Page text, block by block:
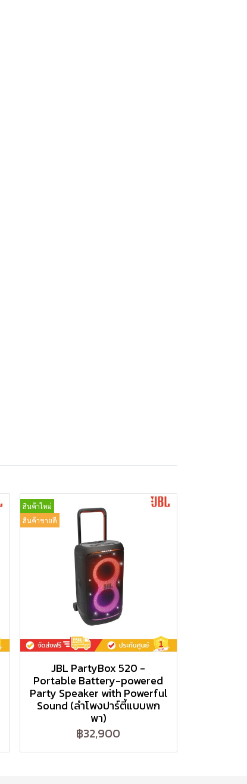
สินค้าใหม่
สินค้าขายดี
JBL PartyBox 520 -
Portable Battery-powered
Party Speaker with Powerful
Sound (ลำโพงปาร์ตี้แบบพก
พา)
฿32,900